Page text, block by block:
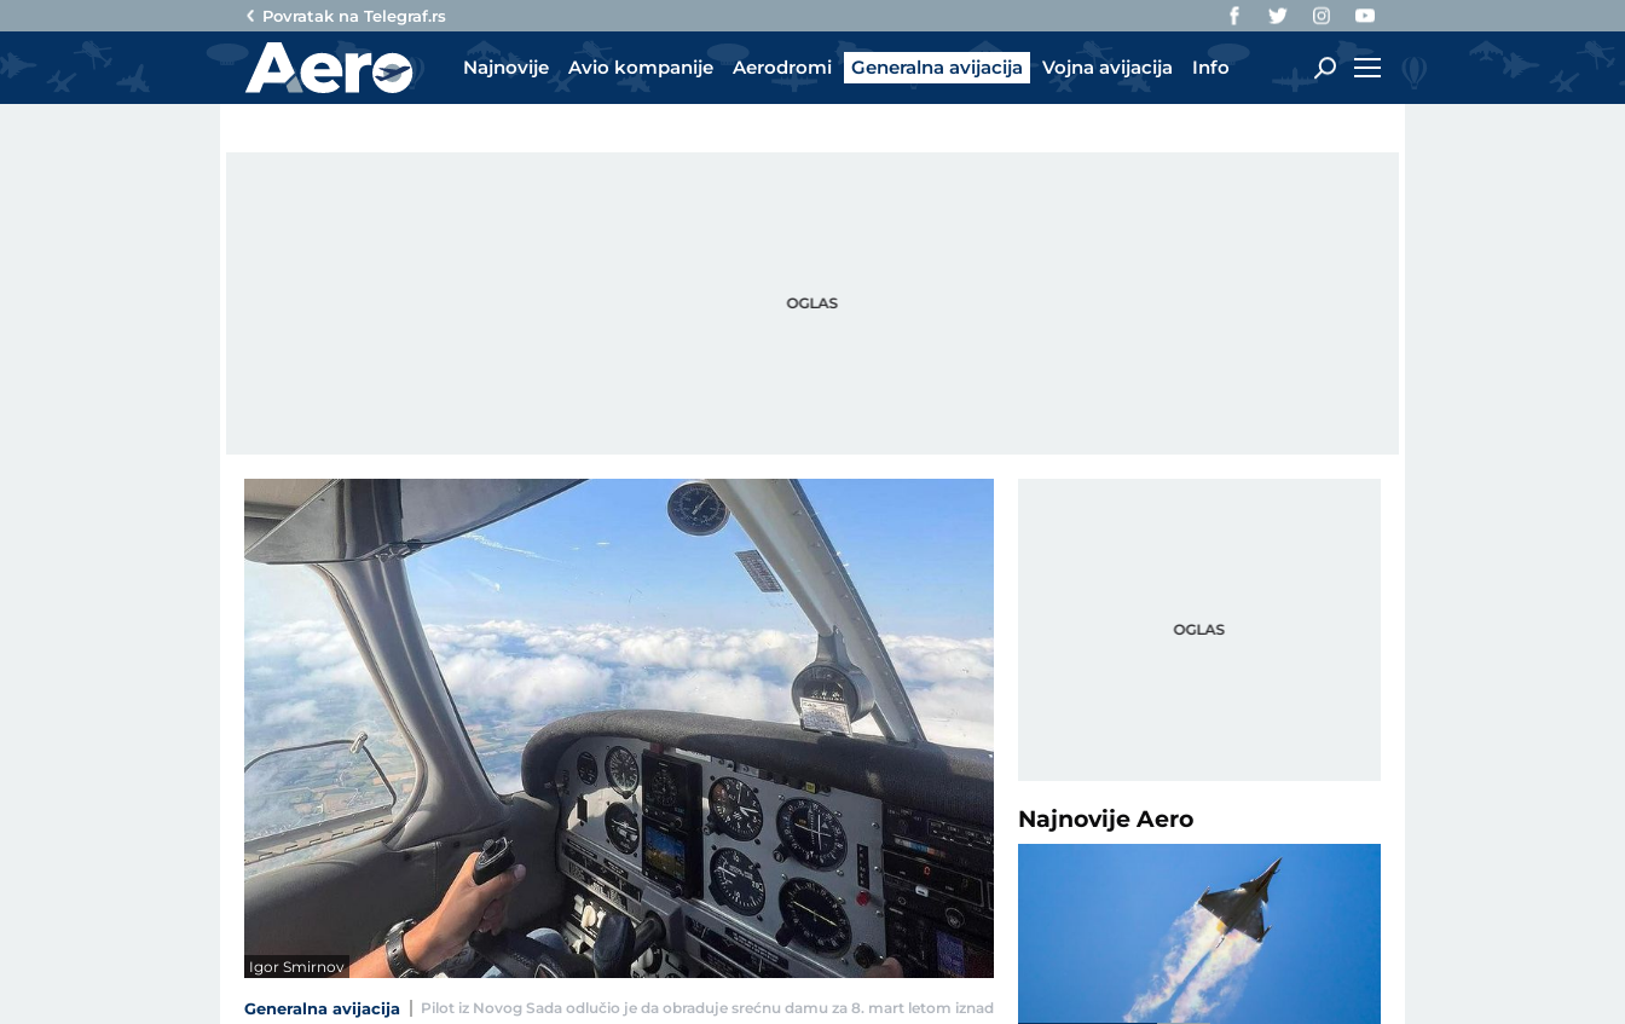
Povratak na Telegraf.rs
Najnovije Avio kompanije Aerodromi Generalna avijacija Vojna avijacija Info
Igor Smirnov
Generalna avijacija Pilot iz Novog Sada odlučio je da obraduje srećnu damu za 8. mart letom iznad grada: Naći će je na Instagramu - Aero Telegraf
NajnovijeAero